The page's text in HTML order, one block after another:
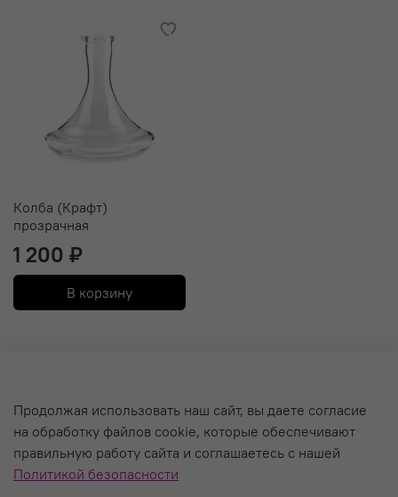
Колба (Крафт)
прозрачная
1 200 ₽
В корзину
О компании
Уход за кальяном и Гарантия
Политика обработки персональных данных
Продолжая использовать наш сайт, вы даете согласие
на обработку файлов cookie, которые обеспечивают
правильную работу сайта и соглашаетесь с нашей
Политикой безопасности